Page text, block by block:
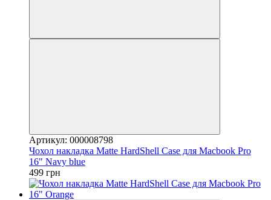
Артикул: 000008798
Чохол накладка Matte HardShell Case для Macbook Pro
16" Navy blue
499 грн